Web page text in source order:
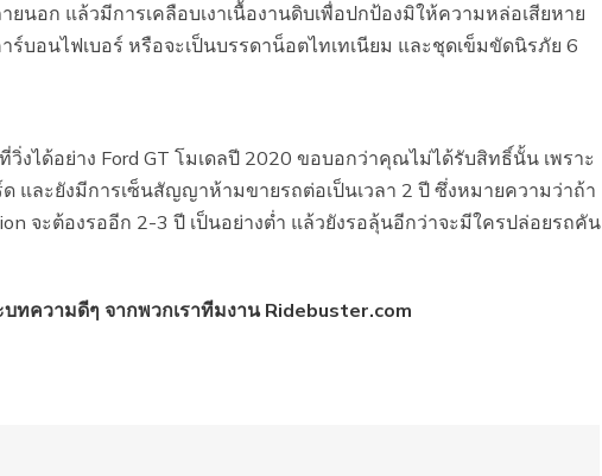
นอก แล้วมีการเคลือบเงาเนื้องานดิบเพื่อปกป้องมิให้ความหล่อเสียหาย
ร์บอนไฟเบอร์ หรือจะเป็นบรรดาน็อตไทเทเนียม และชุดเข็มขัดนิรภัย 6
งได้อย่าง Ford GT โมเดลปี 2020 ขอบอกว่าคุณไม่ได้รับสิทธิ์นั้น เพราะ
และยังมีการเซ็นสัญญาห้ามขายรถต่อเป็นเวลา 2 ปี ซึ่งหมายความว่าถ้า
จะต้องรออีก 2-3 ปี เป็นอย่างต่ำ แล้วยังรอลุ้นอีกว่าจะมีใครปล่อยรถคัน
ทความดีๆ จากพวกเราทีมงาน Ridebuster.com